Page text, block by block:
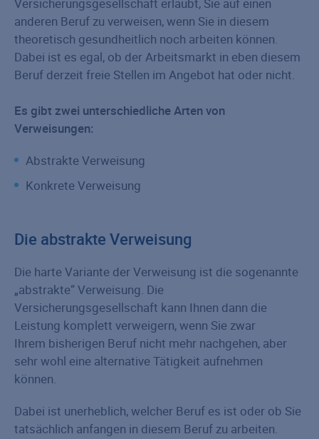
anderen Beruf zu verweisen, wenn Sie in diesem
theoretisch gesundheitlich noch arbeiten können.
Dabei ist es egal, ob der Arbeitsmarkt in eben diesem
Beruf derzeit freie Stellen im Angebot hat oder nicht.
Es gibt zwei unterschiedliche Arten von
Verweisungen:
Abstrakte Verweisung
Konkrete Verweisung
Die abstrakte Verweisung
Die harte Variante der Verweisung ist die sogenannte
„abstrakte“ Verweisung. Die
Versicherungsgesellschaft kann Ihnen dann die
Leistung komplett verweigern, wenn Sie zwar
Ihrem bisherigen Beruf nicht mehr nachgehen, aber
sehr wohl eine alternative Tätigkeit aufnehmen
können.
Dabei ist unerheblich, welcher Beruf es ist oder ob Sie
tatsächlich anfangen in diesem Beruf zu arbeiten.